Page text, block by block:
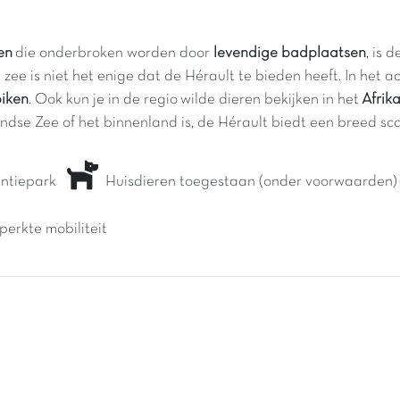
die onderbroken worden door levendige badplaatsen, is
zee is niet het enige dat de Hérault te bieden heeft. In het
. Ook kun je in de regio wilde dieren bekijken in het
Zee of het binnenland is, de Hérault biedt een breed
Huisdieren toegestaan (onder voorwaarden)
mobiliteit